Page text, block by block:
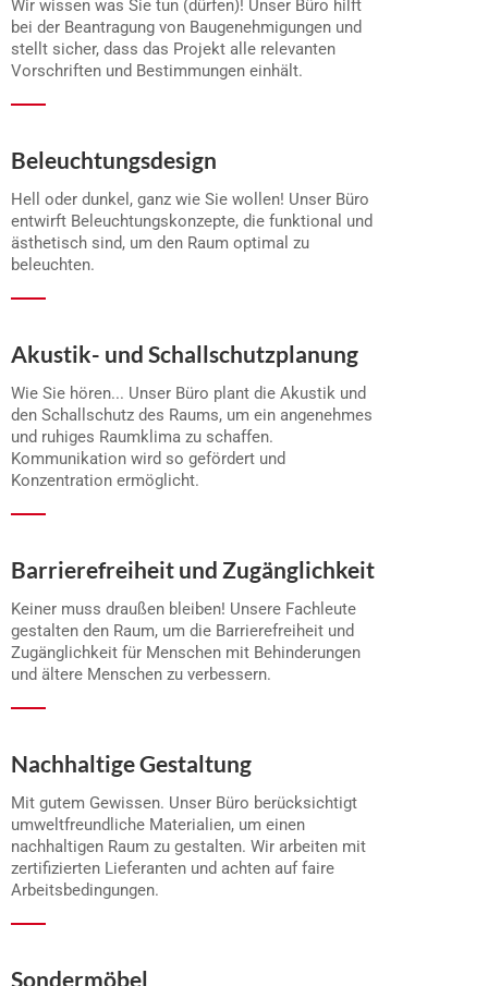
Wir wissen was Sie tun (dürfen)! Unser Büro hilft
bei der Beantragung von Baugenehmigungen und
stellt sicher, dass das Projekt alle relevanten
Vorschriften und Bestimmungen einhält.
Beleuchtungsdesign
Hell oder dunkel, ganz wie Sie wollen! Unser Büro
entwirft Beleuchtungskonzepte, die funktional und
ästhetisch sind, um den Raum optimal zu
beleuchten.
Akustik- und Schallschutzplanung
Wie Sie hören... Unser Büro plant die Akustik und
den Schallschutz des Raums, um ein angenehmes
und ruhiges Raumklima zu schaffen.
Kommunikation wird so gefördert und
Konzentration ermöglicht.
Barrierefreiheit und Zugänglichkeit
Keiner muss draußen bleiben! Unsere Fachleute
gestalten den Raum, um die Barrierefreiheit und
Zugänglichkeit für Menschen mit Behinderungen
und ältere Menschen zu verbessern.
Nachhaltige Gestaltung
Mit gutem Gewissen. Unser Büro berücksichtigt
umweltfreundliche Materialien, um einen
nachhaltigen Raum zu gestalten. Wir arbeiten mit
zertifizierten Lieferanten und achten auf faire
Arbeitsbedingungen.
Sondermöbel